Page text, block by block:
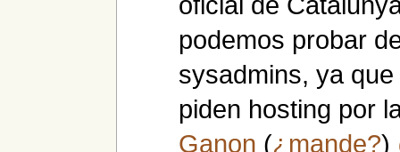
podemos probar
sysadmins, ya
piden hosting por
Ganon (¿mande?)